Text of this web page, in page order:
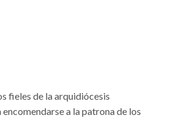
fieles de la arquidiócesis
a la patrona de los